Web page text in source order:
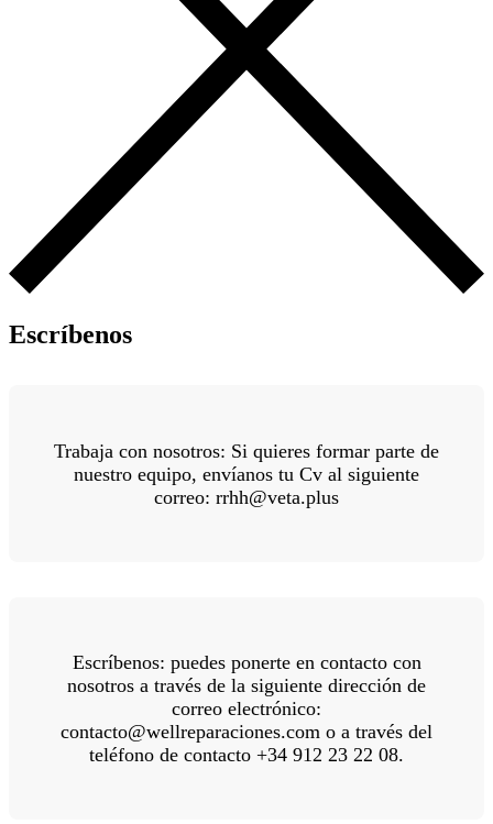
Escríbenos
Trabaja con nosotros: Si quieres formar parte de
nuestro equipo, envíanos tu Cv al siguiente
correo: rrhh@veta.plus
Escríbenos: puedes ponerte en contacto con
nosotros a través de la siguiente dirección de
correo electrónico:
contacto@wellreparaciones.com o a través del
teléfono de contacto +34 912 23 22 08.